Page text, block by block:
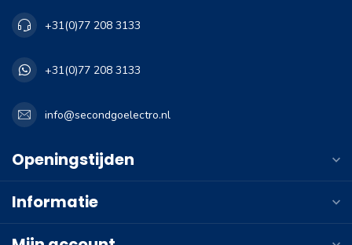
+31(0)77 208 3133
+31(0)77 208 3133
info@secondgoelectro.nl
Openingstijden
Informatie